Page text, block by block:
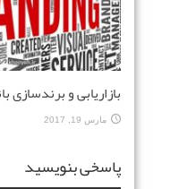
بازاریابی و برندسازی
مارس 19, 2017
پاسخی بنویسید